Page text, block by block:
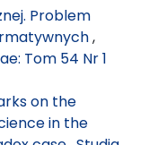
Problem
,
Tom 54 Nr 1
on the
in the